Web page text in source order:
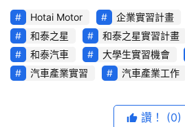
玩
C
A
R
綜
畫」，每週需進公司至少三天，透
供學生在學期間搶先體驗職場的機
曾參與實習的同學表示：「這兩
常充實，不僅參與專案並挑戰獨立
常友善並且尊重他人，不會因為我
Hotai Motor 企業實習計畫
和泰之星
和泰之星實習計畫
和泰汽車
大學生實習機會
汽車產業實習
汽車產業工作
讚！ (0)